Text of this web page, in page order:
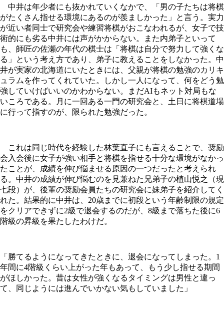
中井は年少者にも抜かれていくなかで、「男の子たちは将棋
がたくさん指せる環境にあるのが羨ましかった」と言う。実力
が近い者同士で研究会や練習将棋がおこなわれるが、女子で技
術的にも劣る中井には声がかからない。また内弟子といって
も、師匠の佐瀬の年代の棋士は「将棋は自分で努力して強くな
る」という考え方であり、弟子に教えることをしなかった。中
井が実家の北海道にいたときには、父親が将棋の勉強のカリキ
ュラムを作ってくれていた。しかし一人になって、何をどう勉
強していけばいいのかわからない。まだAIもネット対局もな
いころである。月に一回ある一門の研究会と、土日に将棋道場
に行って指すのが、限られた勉強だった。
これは同じ時代を経験した林葉直子にも言えることで、奨励
会入会後に女子が強い相手と将棋を指せる十分な環境がなかっ
たことが、成績を伸び悩ませる原因の一つだったと考えられ
る。中井の成績が伸び悩むのを見兼ねた兄弟子の植山悦之（現
七段）が、後輩の奨励会員たちの研究会に妹弟子を紹介してく
れた。結果的に中井は、20歳までに初段という年齢制限の規定
をクリアできずに2級で退会するのだが、8級まで落ちた後に6
階級の昇級を果たしたわけだ。
「勝てるようになってきたときに、退会になってしまった。1
年間に4階級くらい上がった年もあって、もう少し指せる期間
がほしかった。昔は女性が強くなるタイミングは男性と違っ
て、同じようには進んでいかない気もしていました」